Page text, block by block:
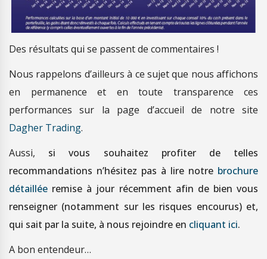
Des résultats qui se passent de commentaires !
Nous rappelons d’ailleurs à ce sujet que nous affichons
en permanence et en toute transparence ces
performances sur la page d’accueil de notre site
Dagher Trading.
Aussi, si vous souhaitez profiter de telles
recommandations n’hésitez pas à lire notre brochure
détaillée remise à jour récemment afin de bien vous
renseigner (notamment sur les risques encourus) et,
qui sait par la suite, à nous rejoindre en cliquant ici.
A bon entendeur…